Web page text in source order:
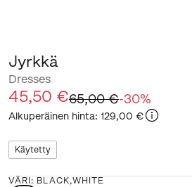
Jyrkkä
Dresses
45,50 €65,00 €-30%
Alkuperäinen hinta: 129,00 €
Käytetty
VÄRI : BLACK,WHITE